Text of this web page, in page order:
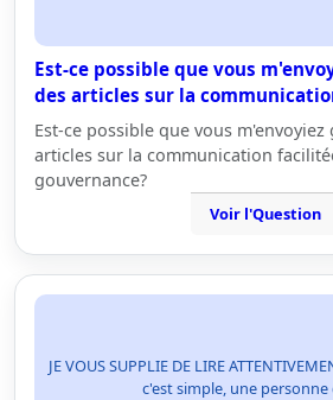
Est-ce possible que vous
des articles sur la
Est-ce possible que vous
articles sur la communication
gouvernance?
Voir l'Question
JE VOUS SUPPLIE DE LIRE
c'est simple, une personne